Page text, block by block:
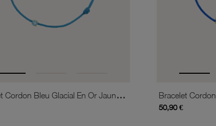
Bracelet Cordon Bleu Glacial En Or Jaune, Oxyde De Zirconium
50,90 €